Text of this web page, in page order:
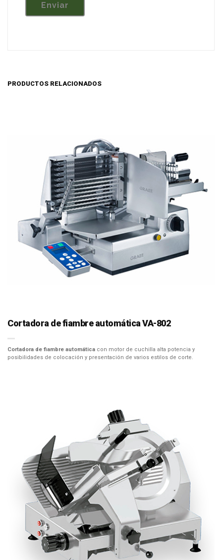
PRODUCTOS RELACIONADOS
Cortadora de fiambre automática VA-802
Cortadora de fiambre automática con motor de cuchilla alta potencia y
posibilidades de colocación y presentación de varios estilos de corte.